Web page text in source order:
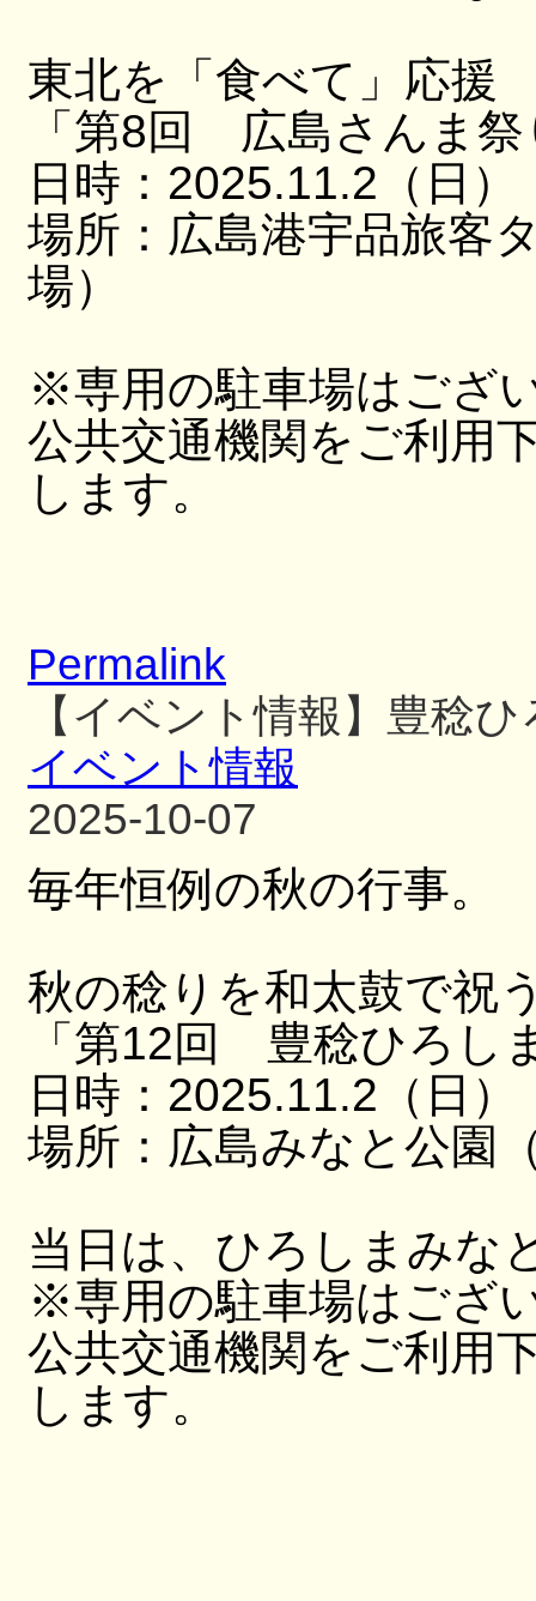
東北を「食べて」応援
「第8回 広島さんま祭
日時：2025.11.2（日
場所：広島港宇品旅客
場）
※専用の駐車場はござ
公共交通機関をご利用
します。
Permalink
【イベント情報】豊稔
イベント情報
2025-10-07
毎年恒例の秋の行事。
秋の稔りを和太鼓で祝
「第12回 豊稔ひろし
日時：2025.11.2（日
場所：広島みなと公園
当日は、ひろしまみな
※専用の駐車場はござ
公共交通機関をご利用
します。